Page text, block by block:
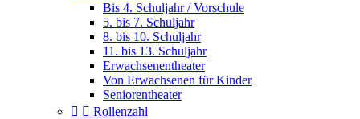
Bis 4. Schuljahr / Vorschule
5. bis 7. Schuljahr
8. bis 10. Schuljahr
11. bis 13. Schuljahr
Erwachsenentheater
Von Erwachsenen für Kinder
Seniorentheater
  Rollenzahl